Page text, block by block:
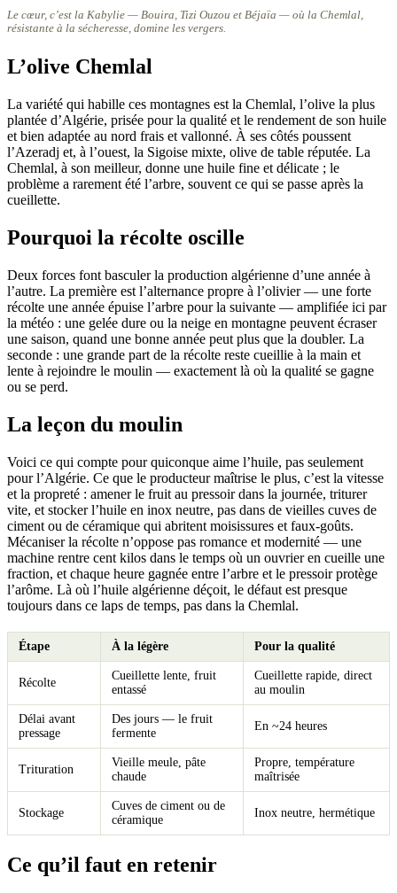
Le cœur, c’est la Kabylie — Bouira, Tizi Ouzou et Béjaïa — où la Chemlal,
résistante à la sécheresse, domine les vergers.
L’olive Chemlal
La variété qui habille ces montagnes est la Chemlal, l’olive la plus
plantée d’Algérie, prisée pour la qualité et le rendement de son huile
et bien adaptée au nord frais et vallonné. À ses côtés poussent
l’Azeradj et, à l’ouest, la Sigoise mixte, olive de table réputée. La
Chemlal, à son meilleur, donne une huile fine et délicate ; le
problème a rarement été l’arbre, souvent ce qui se passe après la
cueillette.
Pourquoi la récolte oscille
Deux forces font basculer la production algérienne d’une année à
l’autre. La première est l’alternance propre à l’olivier — une forte
récolte une année épuise l’arbre pour la suivante — amplifiée ici par
la météo : une gelée dure ou la neige en montagne peuvent écraser
une saison, quand une bonne année peut plus que la doubler. La
seconde : une grande part de la récolte reste cueillie à la main et
lente à rejoindre le moulin — exactement là où la qualité se gagne
ou se perd.
La leçon du moulin
Voici ce qui compte pour quiconque aime l’huile, pas seulement
pour l’Algérie. Ce que le producteur maîtrise le plus, c’est la vitesse
et la propreté : amener le fruit au pressoir dans la journée, triturer
vite, et stocker l’huile en inox neutre, pas dans de vieilles cuves de
ciment ou de céramique qui abritent moisissures et faux-goûts.
Mécaniser la récolte n’oppose pas romance et modernité — une
machine rentre cent kilos dans le temps où un ouvrier en cueille une
fraction, et chaque heure gagnée entre l’arbre et le pressoir protège
l’arôme. Là où l’huile algérienne déçoit, le défaut est presque
toujours dans ce laps de temps, pas dans la Chemlal.
Étape À la légère Pour la qualité
Récolte
Cueillette lente, fruit
entassé
Cueillette rapide, direct
au moulin
Délai avant
pressage
Des jours — le fruit
fermente
En ~24 heures
Trituration
Vieille meule, pâte
chaude
Propre, température
maîtrisée
Stockage
Cuves de ciment ou de
céramique
Inox neutre, hermétique
Ce qu’il faut en retenir